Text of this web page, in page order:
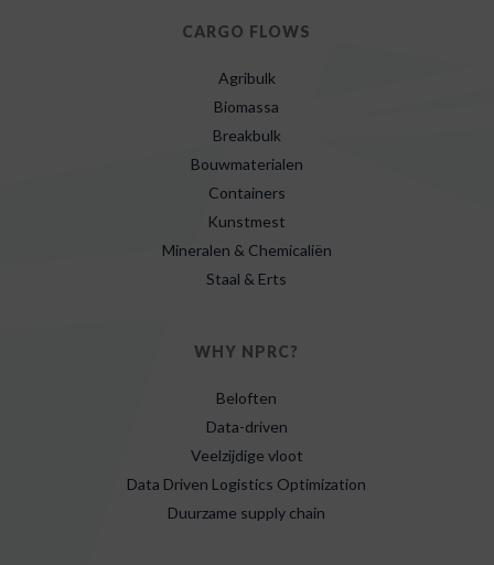
CARGO FLOWS
Agribulk
Biomassa
Breakbulk
Bouwmaterialen
Containers
Kunstmest
Mineralen & Chemicaliën
Staal & Erts
WHY NPRC?
Beloften
Data-driven
Veelzijdige vloot
Data Driven Logistics Optimization
Duurzame supply chain